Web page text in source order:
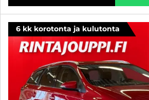
6 kk korotonta ja kulutonta